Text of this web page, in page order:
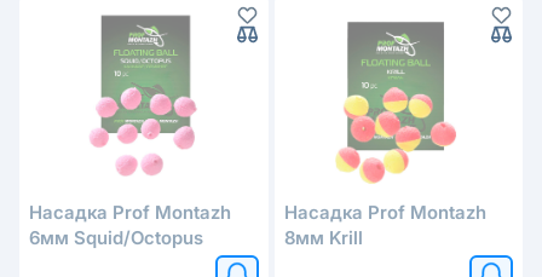
Насадка Prof Montazh
6мм Squid/Octopus
Насадка Prof Montazh
8мм Krill